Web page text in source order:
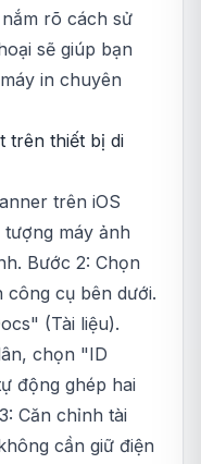
rõ cách sử
sẽ giúp bạn
in chuyên
trên thiết bị di
trên iOS
máy ảnh
Bước 2: Chọn
cụ bên dưới.
(Tài liệu).
chọn "ID
động ghép hai
Căn chỉnh tài
cần giữ điện